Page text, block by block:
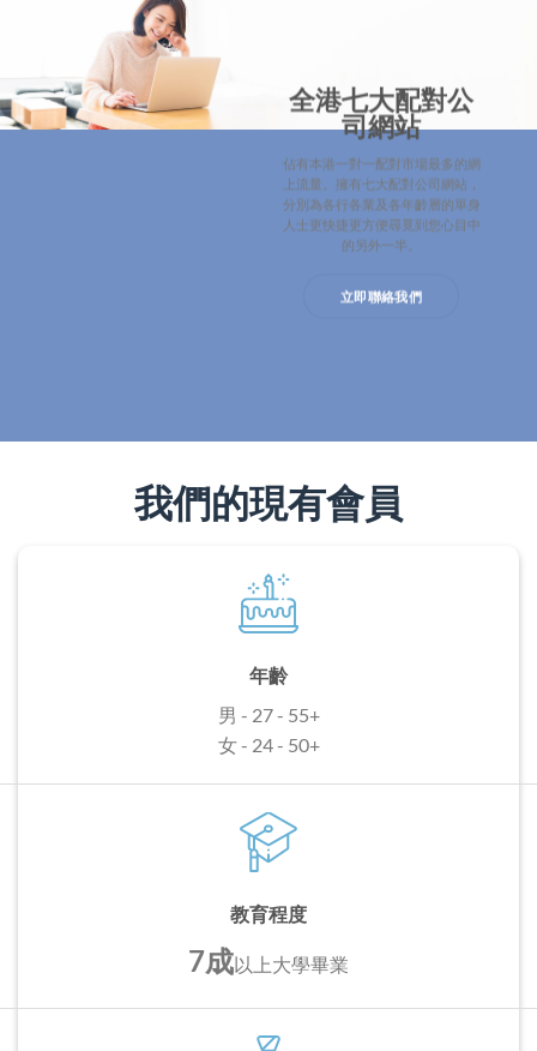
全港七大配對公
司網站
佔有本港一對一配對市場最多的網
上流量。擁有七大配對公司網站，
分別為各行各業及各年齡層的單身
人士更快捷更方便尋覓到您心目中
的另外一半。
立即聯絡我們
我們的現有會員
年齡
男 - 27 - 55+
女 - 24 - 50+
教育程度
7成以上大學畢業